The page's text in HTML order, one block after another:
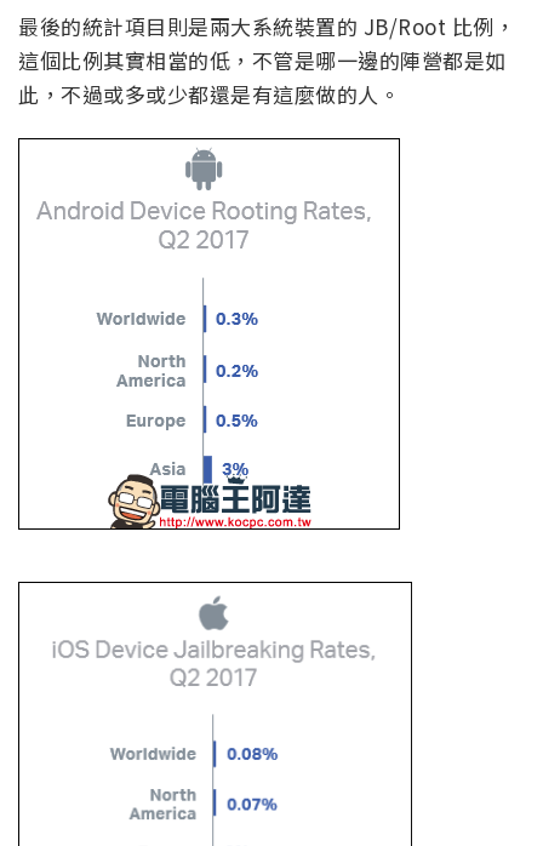
最後的統計項目則是兩大系統裝置的 JB/Root 比例，
這個比例其實相當的低，不管是哪一邊的陣營都是如
此，不過或多或少都還是有這麼做的人。